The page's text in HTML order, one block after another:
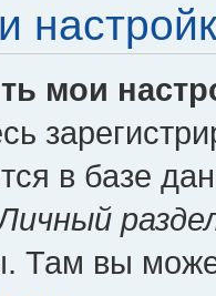
мои
в базе
Там вы